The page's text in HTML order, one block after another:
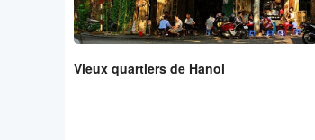
Vieux quartiers de Hanoi